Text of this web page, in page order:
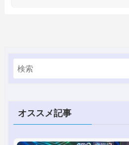
オススメ記事